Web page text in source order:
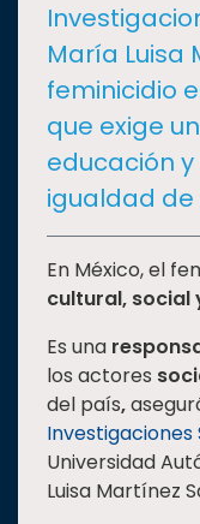
I+D+IEXPERTOS
SALUD
SUSTENTABILIDAD
TEMAS
Oferta
educativa
Estudiantes
Rectoría
Investigación
María Luisa
feminicidio
que exige
educación
igualdad de
En México, el
cultural, social
Es una
los actores
del país,
Investigaciones
Universidad
Luisa Martínez